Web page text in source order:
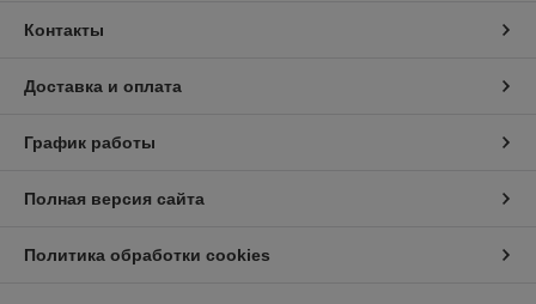
Контакты
Доставка и оплата
График работы
Полная версия сайта
Политика обработки cookies